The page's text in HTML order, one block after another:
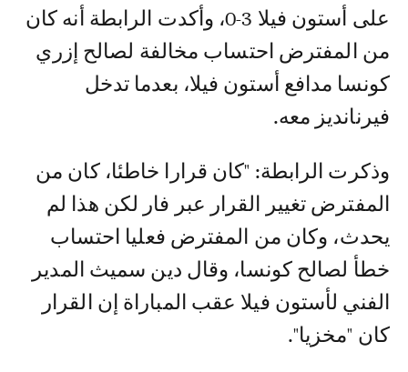
على أستون فيلا 3-0، وأكدت الرابطة أنه كان
من المفترض احتساب مخالفة لصالح إزري
كونسا مدافع أستون فيلا، بعدما تدخل
فيرنانديز معه.
وذكرت الرابطة: "كان قرارا خاطئا، كان من
المفترض تغيير القرار عبر فار لكن هذا لم
يحدث، وكان من المفترض فعليا احتساب
خطأ لصالح كونسا، وقال دين سميث المدير
الفني لأستون فيلا عقب المباراة إن القرار
كان "مخزيا".